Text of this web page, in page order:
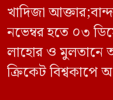
খাদিজা
নভেম্বর হতে ০৩
লাহোর ও মুলতানে
ক্রিকেট বিশ্বকাপে